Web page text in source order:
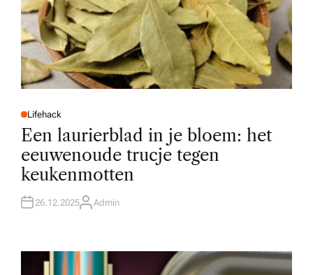
P
O
E
D
N
Lifehack
Een laurierblad in je bloem: het
eeuwenoude trucje tegen
keukenmotten
26.12.2025A
R
Admin